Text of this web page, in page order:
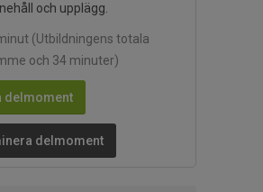
och upplägg.
(Utbildningens totala
och 34 minuter)
delmoment
delmoment